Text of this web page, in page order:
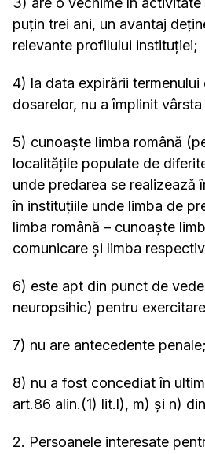
puțin trei ani, un avantaj
relevante profilului instituției;
4) la data expirării termenului
dosarelor, nu a împlinit
5) cunoaște limba română
localitățile populate de
unde predarea se realizează
în instituțiile unde limba de
limba română – cunoaște
comunicare și limba
6) este apt din punct de
neuropsihic) pentru
7) nu are antecedente penale;
8) nu a fost concediat în
art.86 alin.(1) lit.l), m) și n)
2. Persoanele interesate